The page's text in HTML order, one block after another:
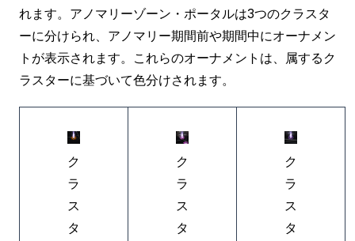
れます。アノマリーゾーン・ポータルは3つのクラスタ
ーに分けられ、アノマリー期間前や期間中にオーナメン
トが表示されます。これらのオーナメントは、属するク
ラスターに基づいて色分けされます。
ク
ラ
ス
タ
ク
ラ
ス
タ
ク
ラ
ス
タ